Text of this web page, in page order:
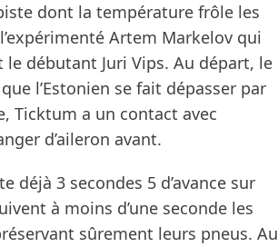
dont la température frôle les
Artem Markelov qui
débutant Juri Vips. Au départ, le
l’Estonien se fait dépasser par
Ticktum a un contact avec
d’aileron avant.
déjà 3 secondes 5 d’avance sur
à moins d’une seconde les
sûrement leurs pneus. Au